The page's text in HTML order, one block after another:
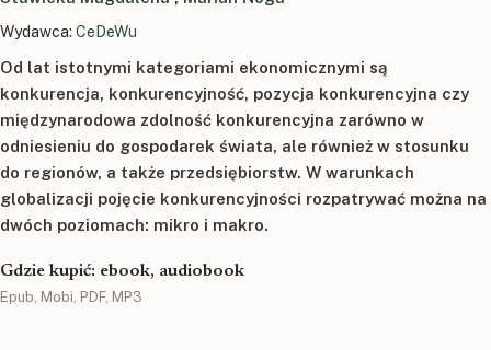
Wydawca: CeDeWu
Od lat istotnymi kategoriami ekonomicznymi są
konkurencja, konkurencyjność, pozycja konkurencyjna czy
międzynarodowa zdolność konkurencyjna zarówno w
odniesieniu do gospodarek świata, ale również w stosunku
do regionów, a także przedsiębiorstw. W warunkach
globalizacji pojęcie konkurencyjności rozpatrywać można na
dwóch poziomach: mikro i makro.
Gdzie kupić: ebook, audiobook
Epub, Mobi, PDF, MP3